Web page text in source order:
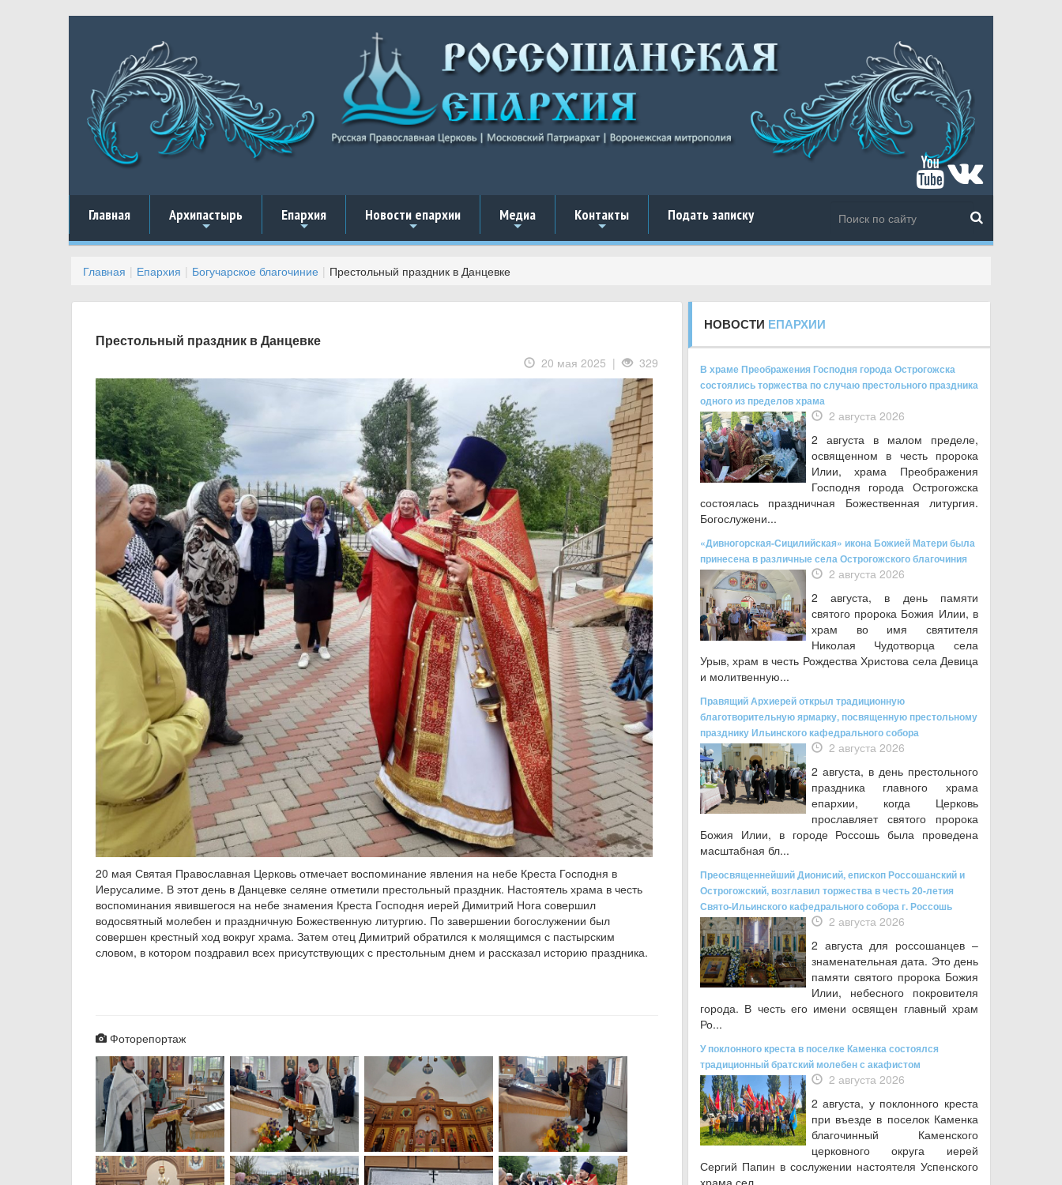
Главная
+
Архипастырь
+
Епархия
+
Новости епархии
+
Медиа
+
Контакты Подать записку
Главная Епархия Богучарское благочиние Престольный праздник в Данцевке
Престольный праздник в Данцевке
20 мая 2025 | 329
20 мая Святая Православная Церковь отмечает воспоминание явления на небе Креста Господня в
Иерусалиме. В этот день в Данцевке селяне отметили престольный праздник. Настоятель храма в честь
воспоминания явившегося на небе знамения Креста Господня иерей Димитрий Нога совершил
водосвятный молебен и праздничную Божественную литургию. По завершении богослужении был
совершен крестный ход вокруг храма. Затем отец Димитрий обратился к молящимся с пастырским
словом, в котором поздравил всех присутствующих с престольным днем и рассказал историю праздника.
Фоторепортаж
НОВОСТИ ЕПАРХИИ
В храме Преображения Господня города Острогожска
состоялись торжества по случаю престольного праздника
одного из пределов храма
2 августа 2026
2 августа в малом пределе,
освященном в честь пророка
Илии, храма Преображения
Господня города Острогожска
состоялась праздничная Божественная литургия.
Богослужени...
«Дивногорская-Сицилийская» икона Божией Матери была
принесена в различные села Острогожского благочиния
2 августа 2026
2 августа, в день памяти
святого пророка Божия Илии, в
храм во имя святителя
Николая Чудотворца села
Урыв, храм в честь Рождества Христова села Девица
и молитвенную...
Правящий Архиерей открыл традиционную
благотворительную ярмарку, посвященную престольному
празднику Ильинского кафедрального собора
2 августа 2026
2 августа, в день престольного
праздника главного храма
епархии, когда Церковь
прославляет святого пророка
Божия Илии, в городе Россошь была проведена
масштабная бл...
Преосвященнейший Дионисий, епископ Россошанский и
Острогожский, возглавил торжества в честь 20-летия
Свято-Ильинского кафедрального собора г. Россошь
2 августа 2026
2 августа для россошанцев –
знаменательная дата. Это день
памяти святого пророка Божия
Илии, небесного покровителя
города. В честь его имени освящен главный храм
Ро...
У поклонного креста в поселке Каменка состоялся
традиционный братский молебен с акафистом
2 августа 2026
2 августа, у поклонного креста
при въезде в поселок Каменка
благочинный Каменского
церковного округа иерей
Сергий Папин в сослужении настоятеля Успенского